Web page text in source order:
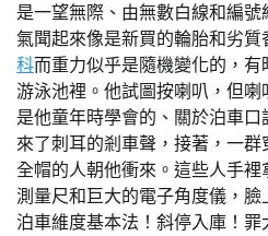
是一望無際、由無數白線和編
氣聞起來像是新買的輪胎和劣質
科而重力似乎是隨機變化的，
游泳池裡。他試圖按喇叭，但
是他童年時學會的、關於泊車
來了刺耳的剎車聲，接著，一
全帽的人朝他衝來。這些人手
測量尺和巨大的電子角度儀，
泊車維度基本法！斜停入庫！